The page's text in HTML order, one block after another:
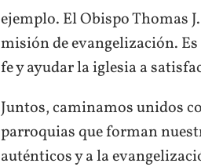
ejemplo. El Obispo Thomas
misión de evangelización.
fe y ayudar la iglesia a
Juntos, caminamos unidos
parroquias que forman
auténticos y a la